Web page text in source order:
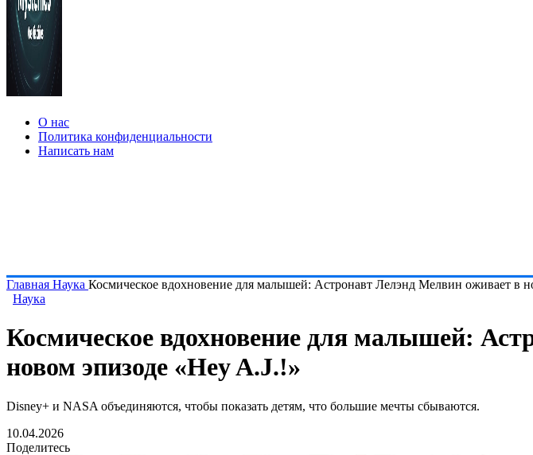
О нас
Политика конфиденциальности
Написать нам
Главная Наука Космическое вдохновение для малышей: Астронавт Лелэнд Мелвин оживает в
Наука
Космическое вдохновение для малышей:
новом эпизоде «Hey A.J.!»
Disney+ и NASA объединяются, чтобы показать детям, что большие мечты сбываются.
10.04.2026
Поделитесь